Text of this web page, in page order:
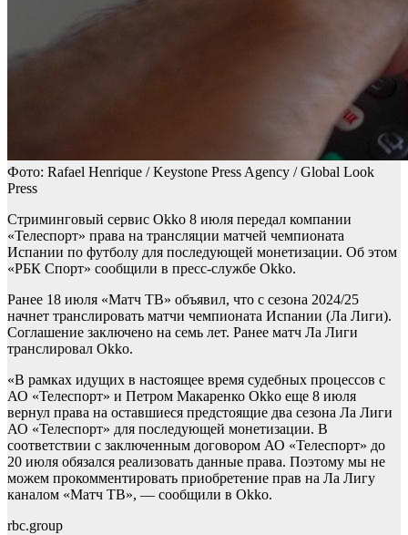
Фото: Rafael Henrique / Keystone Press Agency / Global Look
Press
Стриминговый сервис Okko 8 июля передал компании
«Телеспорт» права на трансляции матчей чемпионата
Испании по футболу для последующей монетизации. Об этом
«РБК Спорт» сообщили в пресс-службе Okko.
Ранее 18 июля «Матч ТВ» объявил, что с сезона 2024/25
начнет транслировать матчи чемпионата Испании (Ла Лиги).
Соглашение заключено на семь лет. Ранее матч Ла Лиги
транслировал Okko.
«В рамках идущих в настоящее время судебных процессов с
АО «Телеспорт» и Петром Макаренко Okko еще 8 июля
вернул права на оставшиеся предстоящие два сезона Ла Лиги
АО «Телеспорт» для последующей монетизации. В
соответствии с заключенным договором АО «Телеспорт» до
20 июля обязался реализовать данные права. Поэтому мы не
можем прокомментировать приобретение прав на Ла Лигу
каналом «Матч ТВ», — сообщили в Okko.
rbc.group